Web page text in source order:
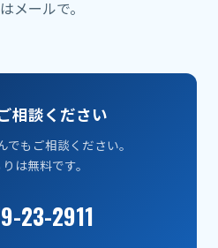
メールで。
相談ください
もご相談ください。
は無料です。
23-2911